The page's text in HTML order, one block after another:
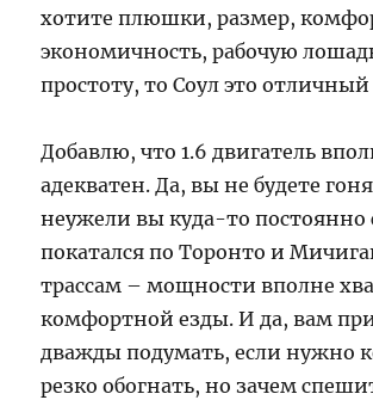
хотите плюшки, размер,
экономичность, рабочую
простоту, то Соул это
Добавлю, что 1.6 двигатель
адекватен. Да, вы не будете
неужели вы куда-то постоянно
покатался по Торонто и
трассам – мощности вполне
комфортной езды. И да, вам
дважды подумать, если нужно
резко обогнать, но зачем